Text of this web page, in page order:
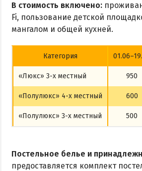
В стоимость включено:
Fi, пользование детской
мангалом и общей кухней.
Категория
«Люкс» 3-х местный 950
«Полулюкс» 4-х местный 600
«Полулюкс» 3-х местный 500
Постельное белье и
предоставляется комплект